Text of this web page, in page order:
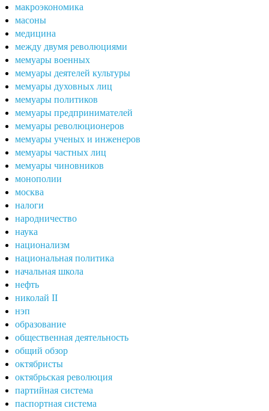
макроэкономика
масоны
медицина
между двумя революциями
мемуары военных
мемуары деятелей культуры
мемуары духовных лиц
мемуары политиков
мемуары предпринимателей
мемуары революционеров
мемуары ученых и инженеров
мемуары частных лиц
мемуары чиновников
монополии
москва
налоги
народничество
наука
национализм
национальная политика
начальная школа
нефть
николай II
нэп
образование
общественная деятельность
общий обзор
октябристы
октябрьская революция
партийная система
паспортная система